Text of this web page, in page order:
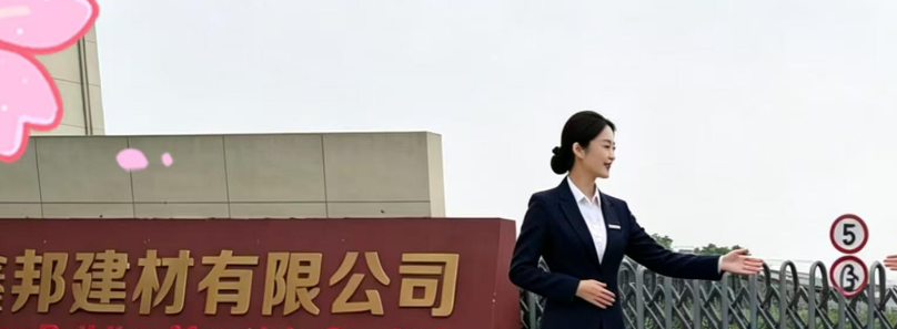
全天候外墙漆